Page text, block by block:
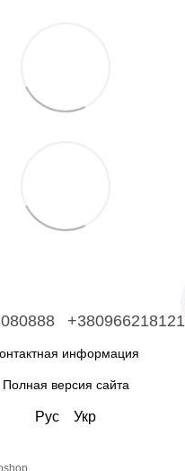
+380966218121
информация
Полная версия сайта
Рус Укр